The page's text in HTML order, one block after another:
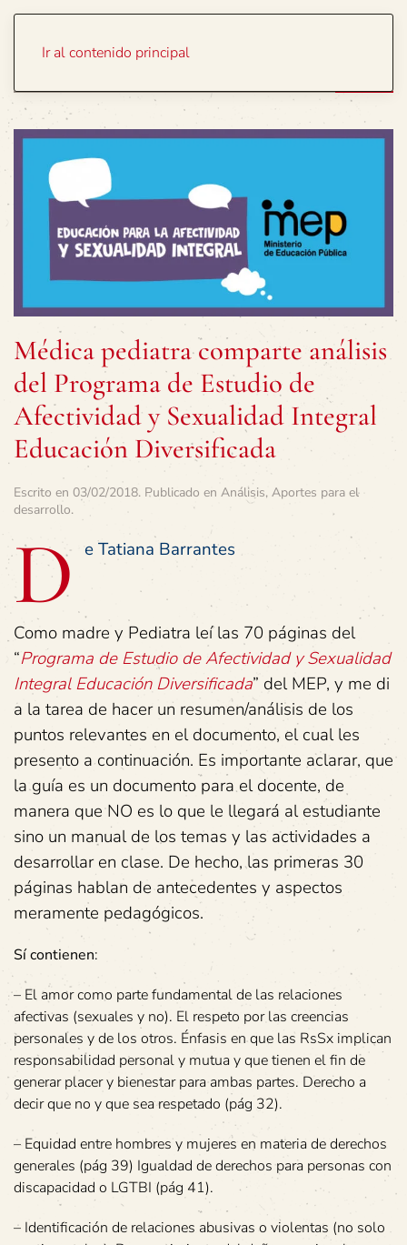
Ir al contenido principal
Médica pediatra comparte análisis
del Programa de Estudio de
Afectividad y Sexualidad Integral
Educación Diversificada
Escrito en 03/02/2018. Publicado en Análisis, Aportes para el
desarrollo.
D e Tatiana Barrantes
Como madre y Pediatra leí las 70 páginas del
“Programa de Estudio de Afectividad y Sexualidad
Integral Educación Diversificada” del MEP, y me di
a la tarea de hacer un resumen/análisis de los
puntos relevantes en el documento, el cual les
presento a continuación. Es importante aclarar, que
la guía es un documento para el docente, de
manera que NO es lo que le llegará al estudiante
sino un manual de los temas y las actividades a
desarrollar en clase. De hecho, las primeras 30
páginas hablan de antecedentes y aspectos
meramente pedagógicos.
Sí contienen:
– El amor como parte fundamental de las relaciones
afectivas (sexuales y no). El respeto por las creencias
personales y de los otros. Énfasis en que las RsSx implican
responsabilidad personal y mutua y que tienen el fin de
generar placer y bienestar para ambas partes. Derecho a
decir que no y que sea respetado (pág 32).
– Equidad entre hombres y mujeres en materia de derechos
generales (pág 39) Igualdad de derechos para personas con
discapacidad o LGTBI (pág 41).
– Identificación de relaciones abusivas o violentas (no solo